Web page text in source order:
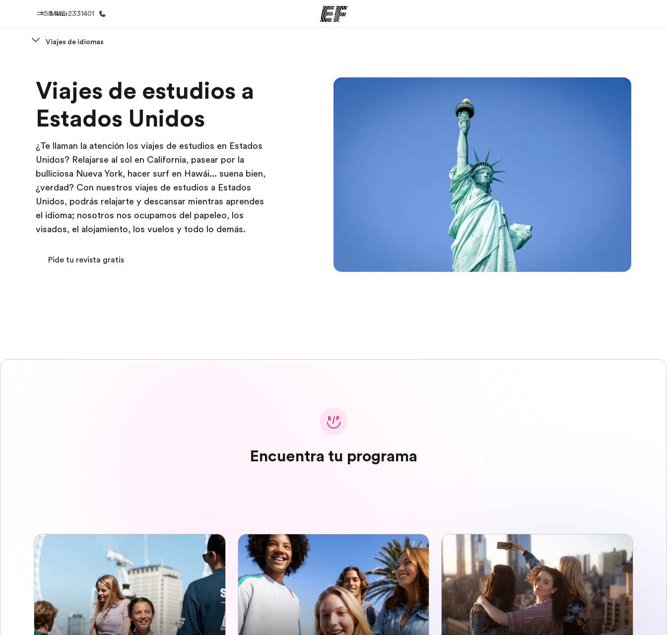
Menú
+58 412-2331401
Bienvenido a EF Ver todo lo que hacemos Encuentra una oficina
Viajes de idiomas
Viajes de estudios a
Estados Unidos
¿Te llaman la atención los viajes de estudios en Estados
Unidos? Relajarse al sol en California, pasear por la
bulliciosa Nueva York, hacer surf en Hawái... suena bien,
¿verdad? Con nuestros viajes de estudios a Estados
Unidos, podrás relajarte y descansar mientras aprendes
el idioma; nosotros nos ocupamos del papeleo, los
visados, el alojamiento, los vuelos y todo lo demás.
Pide tu revista gratis
Encuentra tu programa